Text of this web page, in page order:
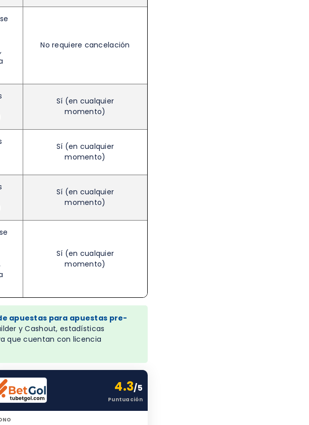
No requiere cancelación
Sí (en cualquier
momento)
Sí (en cualquier
momento)
Sí (en cualquier
momento)
Sí (en cualquier
momento)
apuestas para apuestas pre-
y Cashout, estadísticas
que cuentan con licencia
4.3/5
Puntuación